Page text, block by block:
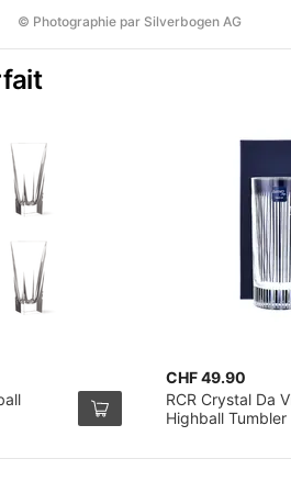
© Photographie par Silverbogen AG
CHF 49.90
RCR Crystal Da
Highball